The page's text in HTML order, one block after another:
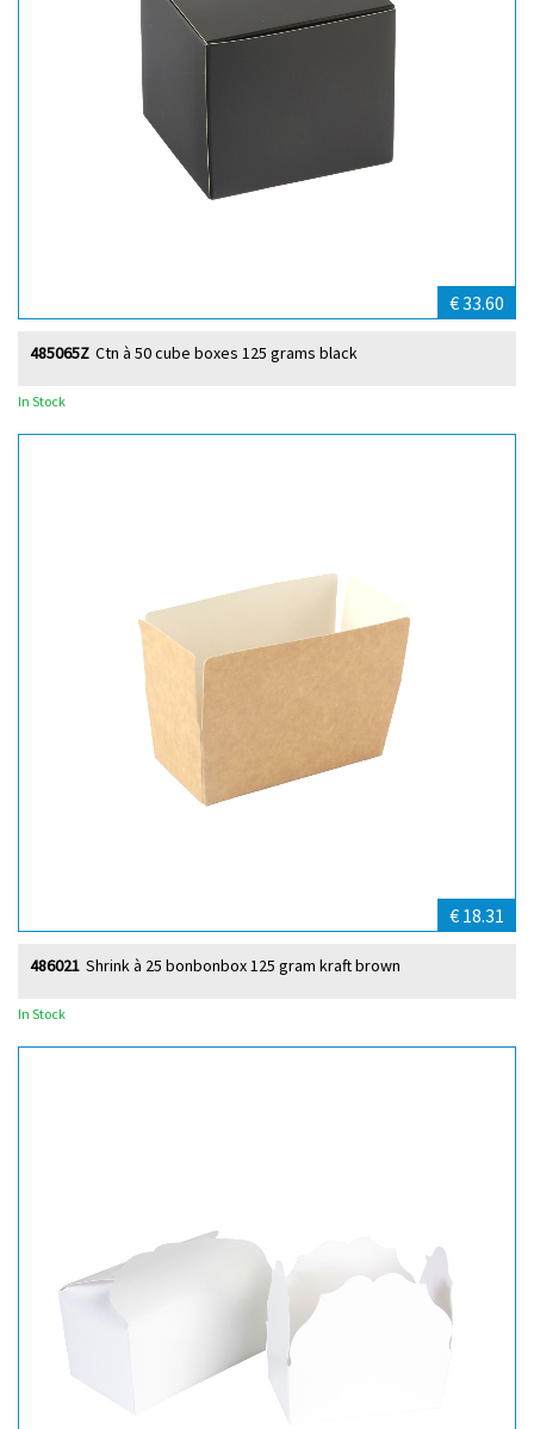
€ 33.60
Ctn à 50 cube boxes 125 grams black
485065Z
In Stock
€ 18.31
Shrink à 25 bonbonbox 125 gram kraft brown
486021
In Stock